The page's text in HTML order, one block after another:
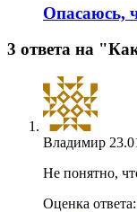
Опасаюсь,
3 ответа на
Владимир
Не понятно,
Оценка